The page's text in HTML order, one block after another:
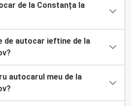
de la Constanța la
de autocar ieftine de la
autocarul meu de la